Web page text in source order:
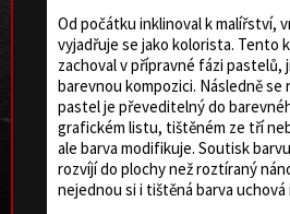
Od počátku inklinoval k malířství,
vyjadřuje se jako kolorista. Tento
zachoval v přípravné fázi pastelů,
barevnou kompozici. Následně
pastel je převeditelný do
grafickém listu, tištěném ze tří
ale barva modifikuje. Soutisk
rozvíjí do plochy než roztíraný
nejednou si i tištěná barva